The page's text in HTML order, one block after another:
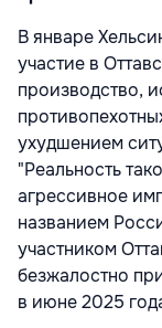
В январе
участие в
производство,
ухудшением
"Реальность
агрессивное
названием
участником
безжалостно
в июне 2025